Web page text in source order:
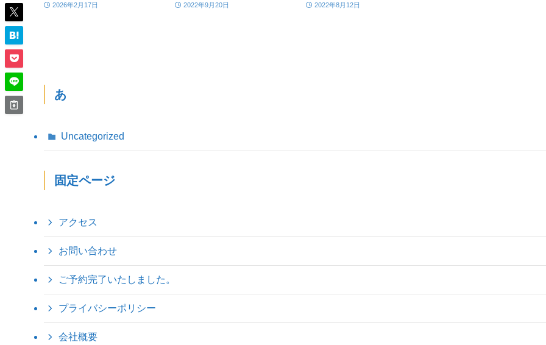
2026年2月17日 2022年9月20日 2022年8月12日
あ
Uncategorized
固定ページ
アクセス
お問い合わせ
ご予約完了いたしました。
プライバシーポリシー
会社概要